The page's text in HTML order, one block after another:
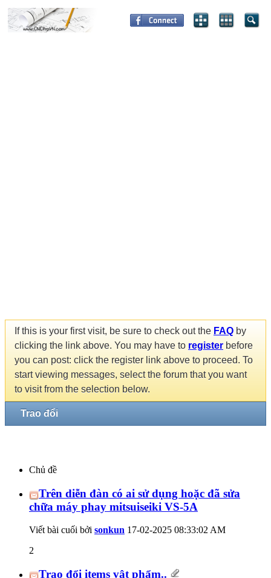
If this is your first visit, be sure to check out the FAQ by
clicking the link above. You may have to register before
you can post: click the register link above to proceed. To
start viewing messages, select the forum that you want
to visit from the selection below.
Trao đổi
Chủ đề
Trên diễn đàn có ai sử dụng hoặc đã sửa
chữa máy phay mitsuiseiki VS-5A
Viết bài cuối bởi sonkun 17-02-2025 08:33:02 AM
2
Trao đổi items vật phẩm..